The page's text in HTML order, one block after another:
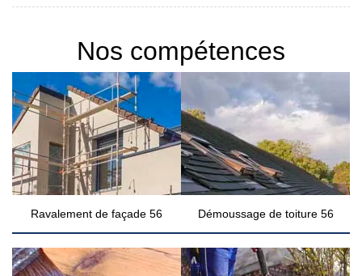
Nos compétences
Ravalement de façade 56 Démoussage de toiture 56